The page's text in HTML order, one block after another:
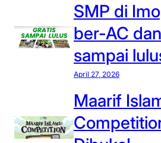
SMP di
ber-AC
sampai
April 27, 2026
Maarif